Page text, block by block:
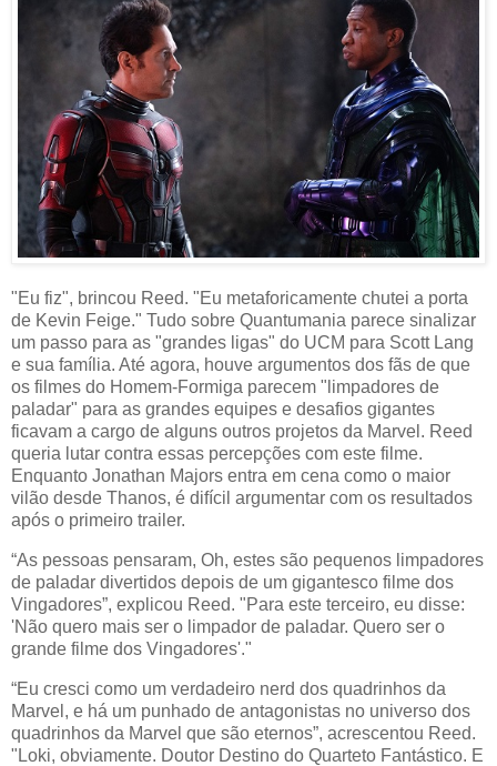
"Eu fiz", brincou Reed. "Eu metaforicamente chutei a porta
de Kevin Feige." Tudo sobre Quantumania parece sinalizar
um passo para as "grandes ligas" do UCM para Scott Lang
e sua família. Até agora, houve argumentos dos fãs de que
os filmes do Homem-Formiga parecem "limpadores de
paladar" para as grandes equipes e desafios gigantes
ficavam a cargo de alguns outros projetos da Marvel. Reed
queria lutar contra essas percepções com este filme.
Enquanto Jonathan Majors entra em cena como o maior
vilão desde Thanos, é difícil argumentar com os resultados
após o primeiro trailer.
“As pessoas pensaram, Oh, estes são pequenos limpadores
de paladar divertidos depois de um gigantesco filme dos
Vingadores”, explicou Reed. "Para este terceiro, eu disse:
'Não quero mais ser o limpador de paladar. Quero ser o
grande filme dos Vingadores'."
“Eu cresci como um verdadeiro nerd dos quadrinhos da
Marvel, e há um punhado de antagonistas no universo dos
quadrinhos da Marvel que são eternos”, acrescentou Reed.
"Loki, obviamente. Doutor Destino do Quarteto Fantástico. E